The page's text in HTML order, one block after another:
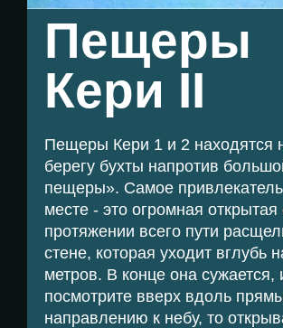
Пещеры
Кери II
Пещеры Кери 1 и 2 находятся
берегу бухты напротив
пещеры». Самое
месте - это огромная открытая
протяжении всего пути
стене, которая уходит вглубь
метров. В конце она сужается,
посмотрите вверх вдоль
направлению к небу, то